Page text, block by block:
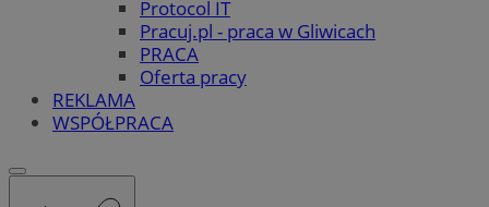
Protocol IT
Pracuj.pl - praca w Gliwicach
PRACA
Oferta pracy
REKLAMA
WSPÓŁPRACA